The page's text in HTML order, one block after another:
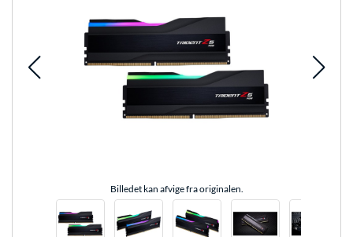
Billedet kan afvige fra originalen.